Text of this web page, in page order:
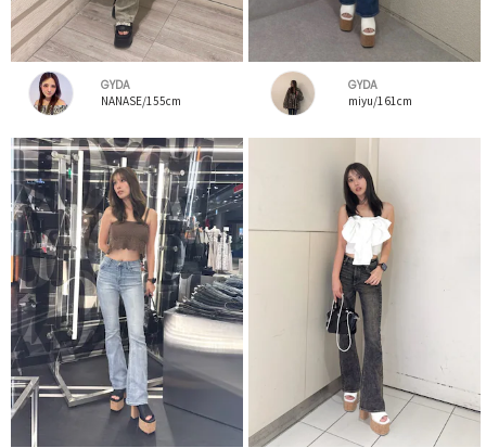
GYDA
NANASE/155cm
GYDA
miyu/161cm